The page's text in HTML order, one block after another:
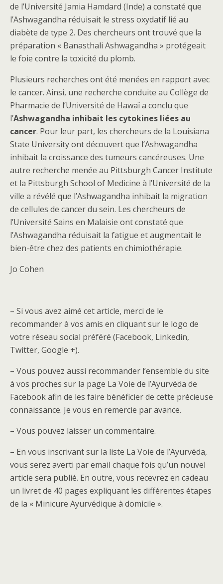
de l’Université Jamia Hamdard (Inde) a constaté que
l’Ashwagandha réduisait le stress oxydatif lié au
diabète de type 2. Des chercheurs ont trouvé que la
préparation « Banasthali Ashwagandha » protégeait
le foie contre la toxicité du plomb.
Plusieurs recherches ont été menées en rapport avec
le cancer. Ainsi, une recherche conduite au Collège de
Pharmacie de l’Université de Hawaï a conclu que
l’Ashwagandha inhibait les cytokines liées au
cancer. Pour leur part, les chercheurs de la Louisiana
State University ont découvert que l’Ashwagandha
inhibait la croissance des tumeurs cancéreuses. Une
autre recherche menée au Pittsburgh Cancer Institute
et la Pittsburgh School of Medicine à l’Université de la
ville a révélé que l’Ashwagandha inhibait la migration
de cellules de cancer du sein. Les chercheurs de
l’Université Sains en Malaisie ont constaté que
l’Ashwagandha réduisait la fatigue et augmentait le
bien-être chez des patients en chimiothérapie.
Jo Cohen
– Si vous avez aimé cet article, merci de le
recommander à vos amis en cliquant sur le logo de
votre réseau social préféré (Facebook, Linkedin,
Twitter, Google +).
– Vous pouvez aussi recommander l’ensemble du site
à vos proches sur la page La Voie de l’Ayurvéda de
Facebook afin de les faire bénéficier de cette précieuse
connaissance. Je vous en remercie par avance.
– Vous pouvez laisser un commentaire.
– En vous inscrivant sur la liste La Voie de l’Ayurvéda,
vous serez averti par email chaque fois qu’un nouvel
article sera publié. En outre, vous recevrez en cadeau
un livret de 40 pages expliquant les différentes étapes
de la « Minicure Ayurvédique à domicile ».